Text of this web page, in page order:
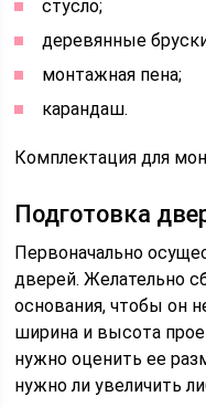
стусло;
деревянные
монтажная пена;
карандаш.
Комплектация для
Подготовка
Первоначально
дверей. Желательно
основания, чтобы он
ширина и высота
нужно оценить ее
нужно ли увеличить